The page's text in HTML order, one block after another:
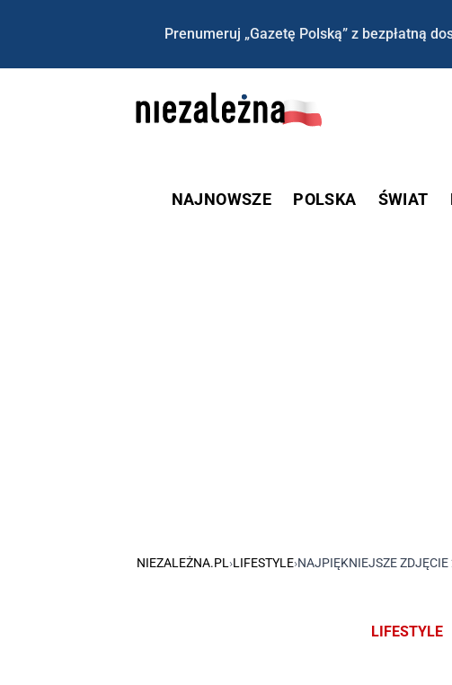
Prenumeruj „Gazetę Polską” z bezpłatną
NAJNOWSZE POLSKA ŚWIAT
NIEZALEŻNA.PL ›LIFESTYLE›NAJPIĘKNIEJSZE ZDJĘCIE
LIFESTYLE